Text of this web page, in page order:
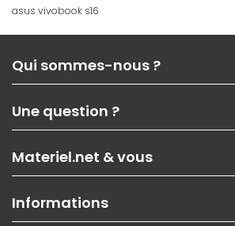
asus vivobook s16
Qui sommes-nous ?
Nos services
Les magasins Materiel.net
Nos solutions pour les pros
Contactez-nous
Une question ?
Paiement, livraison
Garanties,Pack Zen
SAV, demander un retour
Informations
Materiel.net & vous
On rachète votre carte graphique
Informations